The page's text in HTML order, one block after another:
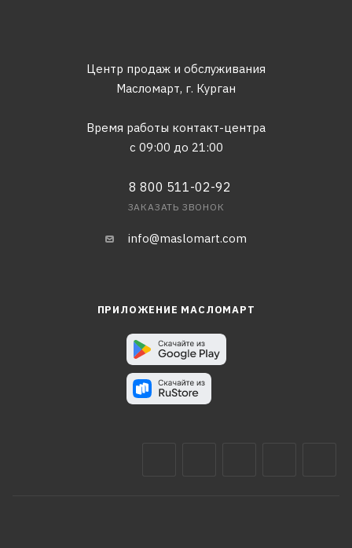
Центр продаж и обслуживания
Масломарт, г. Курган
Время работы контакт-центра
с 09:00 до 21:00
8 800 511-02-92
ЗАКАЗАТЬ ЗВОНОК
info@maslomart.com
ПРИЛОЖЕНИЕ МАСЛОМАРТ